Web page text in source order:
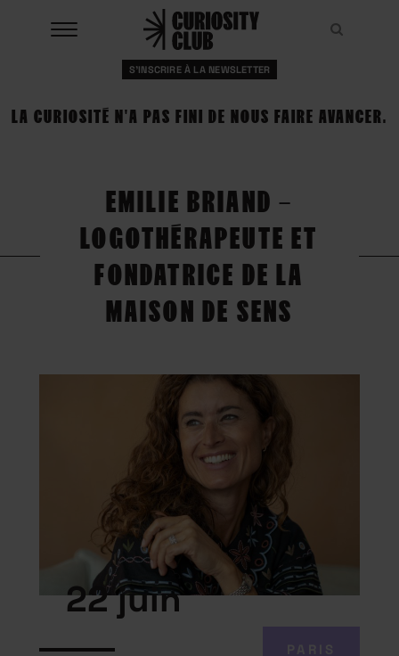
S'INSCRIRE À LA NEWSLETTER
LA CURIOSITÉ N'A PAS FINI DE NOUS FAIRE AVANCER.
EMILIE BRIAND –
LOGOTHÉRAPEUTE ET
FONDATRICE DE LA
MAISON DE SENS
22 juin